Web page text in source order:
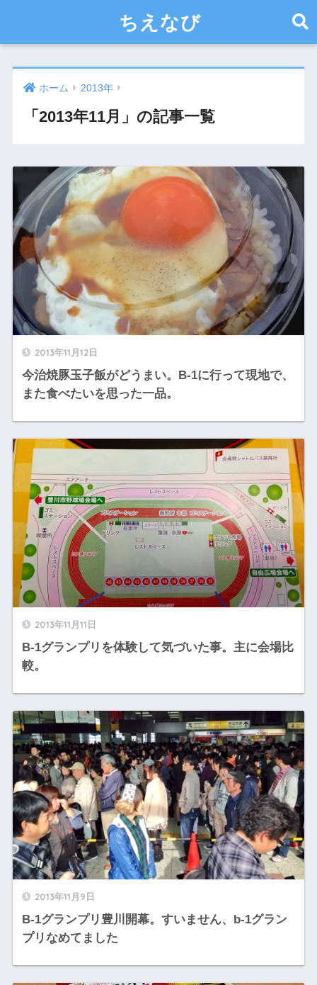
ちえなび
ホーム 2013年
「2013年11月」の記事一覧
2013年11月12日
今治焼豚玉子飯がどうまい。B-1に行って現地で、
また食べたいを思った一品。
2013年11月11日
B-1グランプリを体験して気づいた事。主に会場比
較。
2013年11月9日
B-1グランプリ豊川開幕。すいません、b-1グラン
プリなめてました